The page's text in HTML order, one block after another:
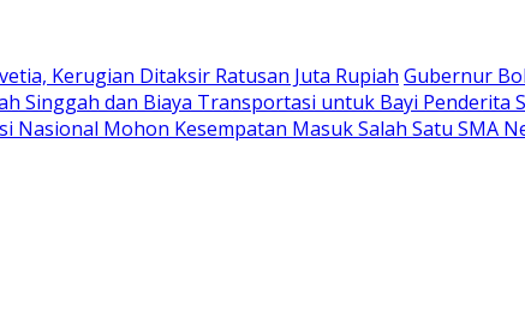
Kerugian Ditaksir Ratusan Juta Rupiah Gubernur
Singgah dan Biaya Transportasi untuk Bayi Penderita
Nasional Mohon Kesempatan Masuk Salah Satu SMA